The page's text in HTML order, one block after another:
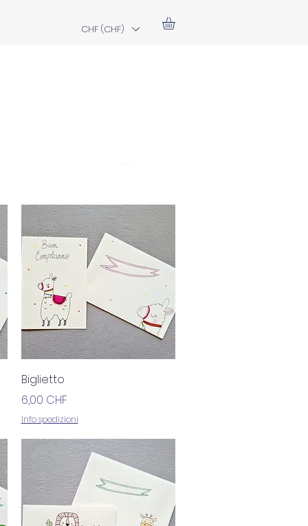
CHF (CHF)
Biglietto
Prezzo
6,00 CHF
Info spedizioni